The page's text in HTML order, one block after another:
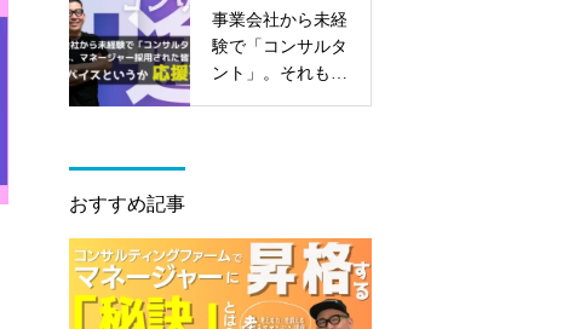
事業会社から未経
験で「コンサルタ
ント」。それも、
おすすめ記事